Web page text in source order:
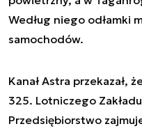
Według niego odłamki
samochodów.
Kanał Astra przekazał,
325. Lotniczego
Przedsiębiorstwo